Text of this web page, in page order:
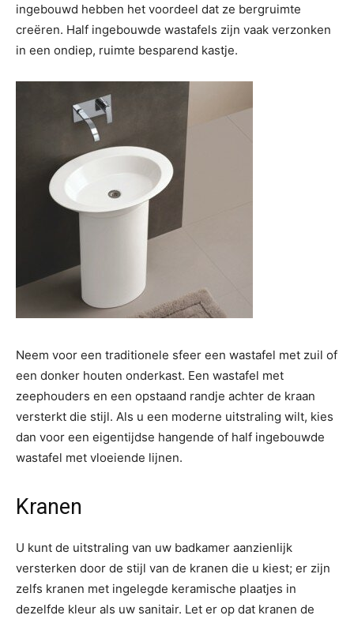
ingebouwd hebben het voordeel dat ze bergruimte
creëren. Half ingebouwde wastafels zijn vaak verzonken
in een ondiep, ruimte besparend kastje.
Neem voor een traditionele sfeer een wastafel met zuil of
een donker houten onderkast. Een wastafel met
zeephouders en een opstaand randje achter de kraan
versterkt die stijl. Als u een moderne uitstraling wilt, kies
dan voor een eigentijdse hangende of half ingebouwde
wastafel met vloeiende lijnen.
Kranen
U kunt de uitstraling van uw badkamer aanzienlijk
versterken door de stijl van de kranen die u kiest; er zijn
zelfs kranen met ingelegde keramische plaatjes in
dezelfde kleur als uw sanitair. Let er op dat kranen de